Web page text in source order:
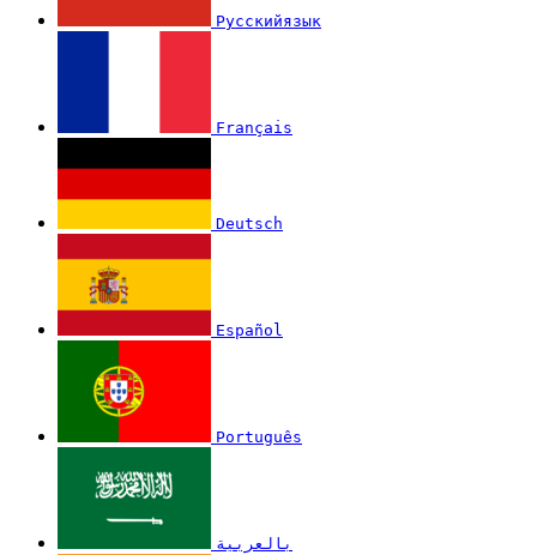
Русскийязык
Français
Deutsch
Español
Português
بالعربية